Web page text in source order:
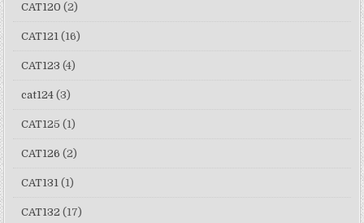
CAT120 (2)
CAT121 (16)
CAT123 (4)
cat124 (3)
CAT125 (1)
CAT126 (2)
CAT131 (1)
CAT132 (17)